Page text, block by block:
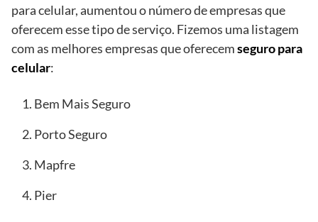
para celular, aumentou o número de empresas que
oferecem esse tipo de serviço. Fizemos uma listagem
com as melhores empresas que oferecemseguro para
celular:
Bem Mais Seguro
Porto Seguro
Mapfre
Pier